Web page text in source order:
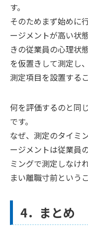
す。
そのためまず始めに
ージメントが高い状
きの従業員の心理状
を仮置きして測定し
測定項目を設置する
何を評価するのと同
です。
なぜ、測定のタイミ
ージメントは従業員
ミングで測定しなけ
まい離職寸前という
4．まとめ